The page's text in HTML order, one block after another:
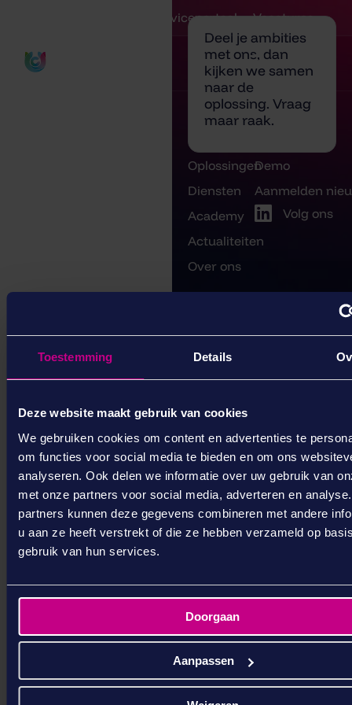
Toestemming Details
Deze website maakt gebruik van cookies
We gebruiken cookies om content en advertenties te
om functies voor social media te bieden en om ons
analyseren. Ook delen we informatie over uw gebruik van
met onze partners voor social media, adverteren en
partners kunnen deze gegevens combineren met andere
u aan ze heeft verstrekt of die ze hebben verzameld op
gebruik van hun services.
Doorgaan
Aanpassen
Serviceportaal Vacatures
Deel je ambities
met ons, dan
kijken we samen
naar de
oplossing.Vraag
maar raak.
Oplossingen
Diensten
Academy
Actualiteiten
Over ons
Demo
Aanmelden
Volg ons